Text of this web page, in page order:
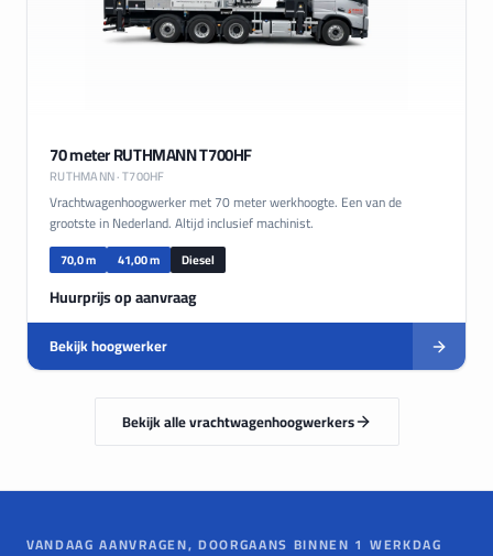
70 meter RUTHMANN T700HF
RUTHMANN· T700HF
Vrachtwagenhoogwerker met 70 meter werkhoogte. Een van de
grootste in Nederland. Altijd inclusief machinist.
70,0 m 41,00 m Diesel
Huurprijs op aanvraag
Bekijk hoogwerker
Bekijk allevrachtwagenhoogwerkers
VANDAAG AANVRAGEN, DOORGAANS BINNEN 1 WERKDAG